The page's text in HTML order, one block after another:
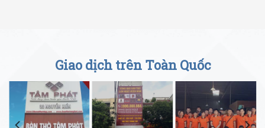
Giao dịch trên Toàn Quốc